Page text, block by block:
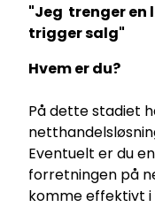
"Jeg trenger en
trigger salg"
Hvem er du?
På dette stadiet
Eventuelt er du
forretningen på
komme effektivt i